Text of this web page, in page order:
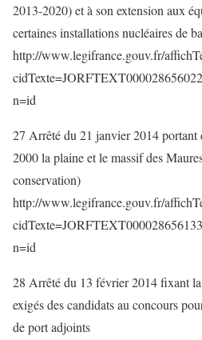
2013-2020) et à son extension aux
certaines installations nucléaires de
http://www.legifrance.gouv.fr/
n=id
27 Arrêté du 21 janvier 2014 portant
2000 la plaine et le massif des
conservation)
http://www.legifrance.gouv.fr/
n=id
28 Arrêté du 13 février 2014 fixant la
exigés des candidats au concours
de port adjoints